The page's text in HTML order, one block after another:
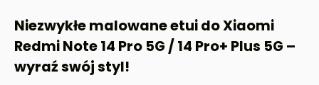
Niezwykłe malowane etui do Xiaomi
Redmi Note 14 Pro 5G / 14 Pro+ Plus 5G –
wyraź swój styl!